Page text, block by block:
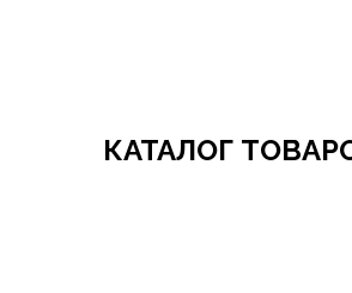
КАТАЛОГ